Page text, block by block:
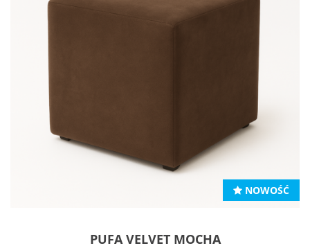
NOWOŚĆ
PUFA VELVET MOCHA